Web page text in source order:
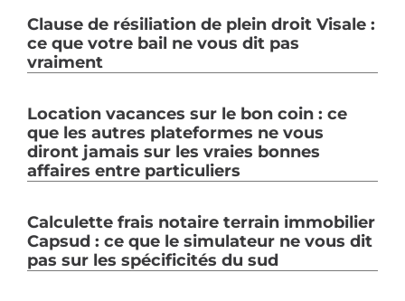
Clause de résiliation de plein droit Visale :
ce que votre bail ne vous dit pas
vraiment
Location vacances sur le bon coin : ce
que les autres plateformes ne vous
diront jamais sur les vraies bonnes
affaires entre particuliers
Calculette frais notaire terrain immobilier
Capsud : ce que le simulateur ne vous dit
pas sur les spécificités du sud